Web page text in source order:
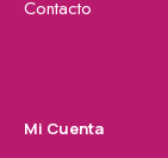
Contacto
Mi Cuenta